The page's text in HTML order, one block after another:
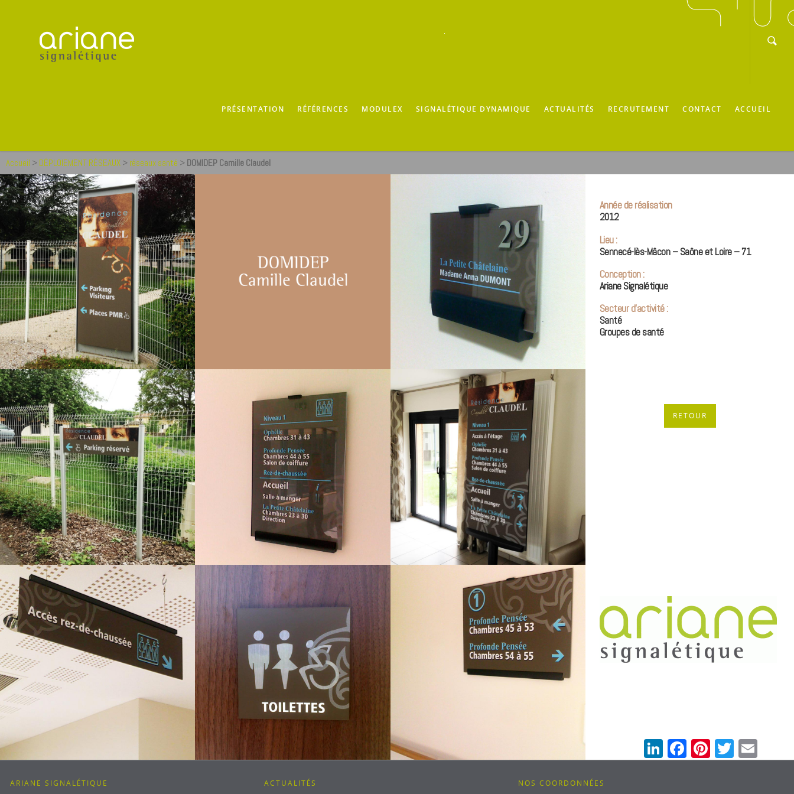
PRÉSENTATION RÉFÉRENCES MODULEX SIGNALÉTIQUE DYNAMIQUE ACTUALITÉS RECRUTEMENT CONTACT ACCUEIL
Accueil > DÉPLOIEMENT RÉSEAUX > réseaux santé > DOMIDEP Camille Claudel
Année de réalisation
2012
Lieu :
Sennecé-lès-Mâcon – Saône et Loire – 71
Conception :
Ariane Signalétique
Secteur d’activité :
Santé
Groupes de santé
RETOUR
LinkedIn
Facebook
Pinterest
Twitter
ARIANE SIGNALÉTIQUE ACTUALITÉS NOS COORDONNÉES